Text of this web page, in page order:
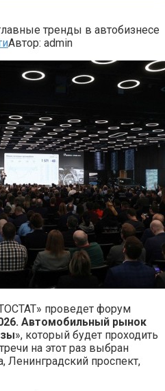
тренды в автобизнесе
Автор: admin
проведет форум
Автомобильный рынок
», который будет проходить
на этот раз выбран
Ленинградский проспект,